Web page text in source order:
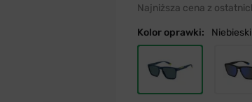
Najniższa cena z
Kolor oprawki: Niebieski